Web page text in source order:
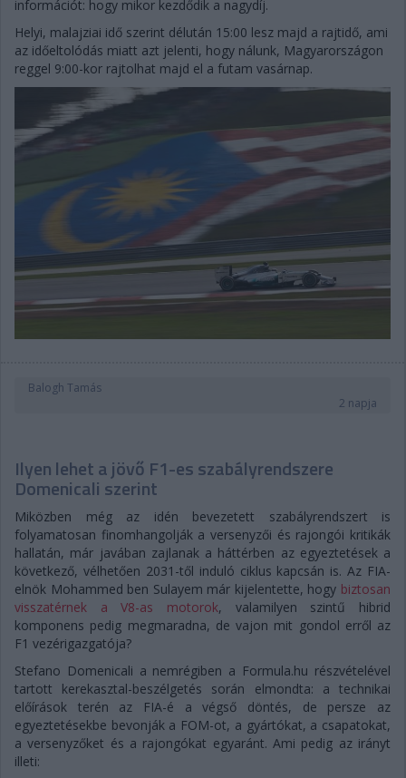
információt: hogy mikor kezdődik a nagydíj.
Helyi, malajziai idő szerint délután 15:00 lesz majd a rajtidő, ami
az időeltolódás miatt azt jelenti, hogy nálunk, Magyarországon
reggel 9:00-kor rajtolhat majd el a futam vasárnap.
Balogh Tamás
2 napja
Ilyen lehet a jövő F1-es szabályrendszere
Domenicali szerint
Miközben még az idén bevezetett szabályrendszert is
folyamatosan finomhangolják a versenyzői és rajongói kritikák
hallatán, már javában zajlanak a háttérben az egyeztetések a
következő, vélhetően 2031-től induló ciklus kapcsán is. Az FIA-
elnök Mohammed ben Sulayem már kijelentette, hogy biztosan
visszatérnek a V8-as motorok, valamilyen szintű hibrid
komponens pedig megmaradna, de vajon mit gondol erről az
F1 vezérigazgatója?
Stefano Domenicali a nemrégiben a Formula.hu részvételével
tartott kerekasztal-beszélgetés során elmondta: a technikai
előírások terén az FIA-é a végső döntés, de persze az
egyeztetésekbe bevonják a FOM-ot, a gyártókat, a csapatokat,
a versenyzőket és a rajongókat egyaránt. Ami pedig az irányt
illeti: